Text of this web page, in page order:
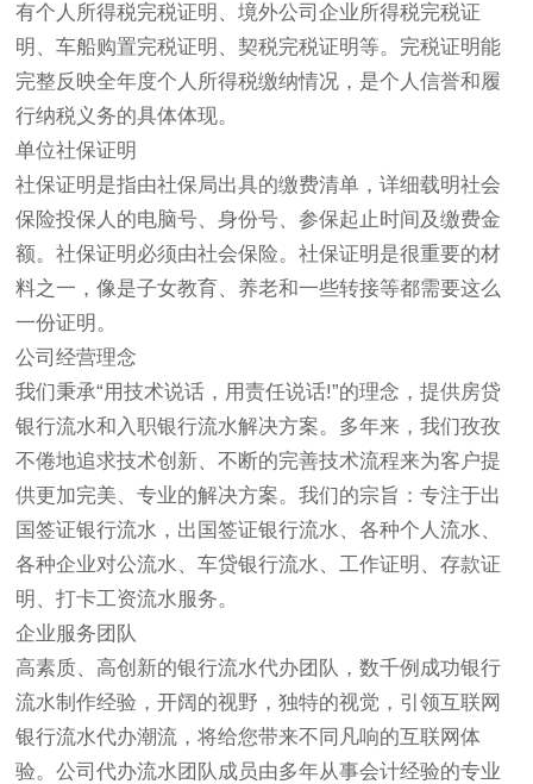
有个人所得税完税证明、境外公司企业所得税完税证
明、车船购置完税证明、契税完税证明等。完税证明能
完整反映全年度个人所得税缴纳情况，是个人信誉和履
行纳税义务的具体体现。
单位社保证明
社保证明是指由社保局出具的缴费清单，详细载明社会
保险投保人的电脑号、身份号、参保起止时间及缴费金
额。社保证明必须由社会保险。社保证明是很重要的材
料之一，像是子女教育、养老和一些转接等都需要这么
一份证明。
公司经营理念
我们秉承“用技术说话，用责任说话!”的理念，提供房贷
银行流水和入职银行流水解决方案。多年来，我们孜孜
不倦地追求技术创新、不断的完善技术流程来为客户提
供更加完美、专业的解决方案。我们的宗旨：专注于出
国签证银行流水，出国签证银行流水、各种个人流水、
各种企业对公流水、车贷银行流水、工作证明、存款证
明、打卡工资流水服务。
企业服务团队
高素质、高创新的银行流水代办团队，数千例成功银行
流水制作经验，开阔的视野，独特的视觉，引领互联网
银行流水代办潮流，将给您带来不同凡响的互联网体
验。公司代办流水团队成员由多年从事会计经验的专业